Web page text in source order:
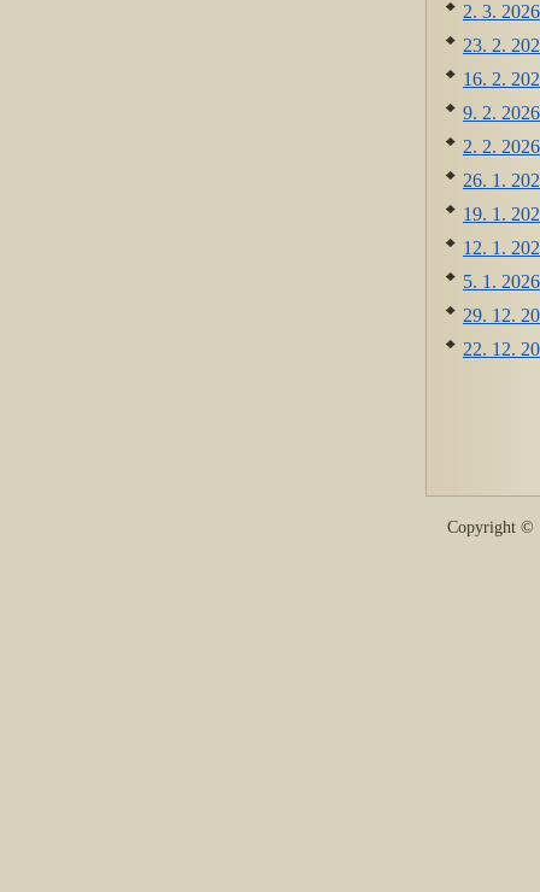
2. 3.
23. 2.
16. 2.
9. 2.
2. 2.
26. 1.
19. 1.
12. 1.
5. 1.
29. 12.
22. 12.
Copyright